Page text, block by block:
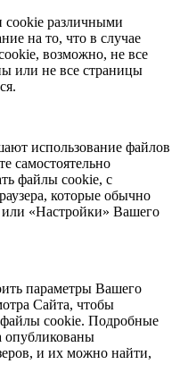
cookie различными
на то, что в случае
возможно, не все
или не все страницы
использование файлов
самостоятельно
файлы cookie, с
которые обычно
«Настройки» Вашего
параметры Вашего
Сайта, чтобы
cookie. Подробные
опубликованы
и их можно найти,